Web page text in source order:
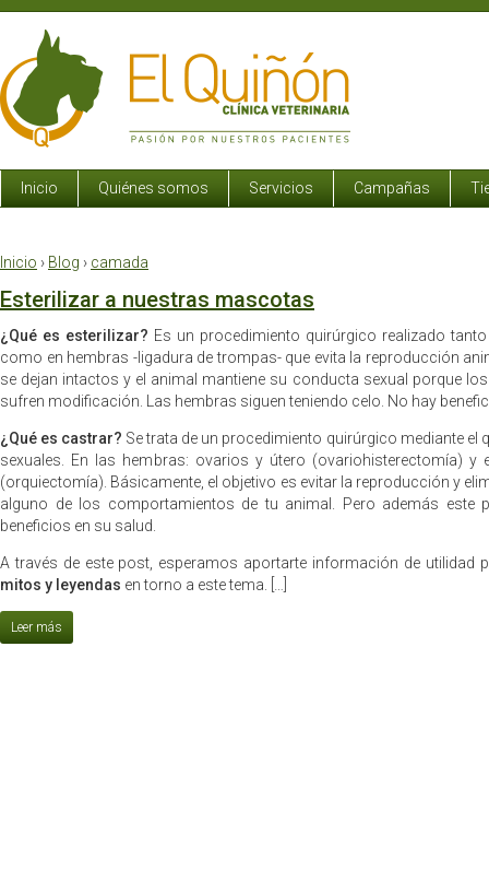
Inicio Quiénes somos Servicios Campañas
Inicio › Blog › camada
Esterilizar a nuestras mascotas
¿Qué es esterilizar? Es un procedimiento quirúrgico realizado
como en hembras -ligadura de trompas- que evita la reproducción
se dejan intactos y el animal mantiene su conducta sexual porque
sufren modificación. Las hembras siguen teniendo celo. No hay
¿Qué es castrar? Se trata de un procedimiento quirúrgico mediante el
sexuales. En las hembras: ovarios y útero (ovariohisterectomía)
(orquiectomía). Básicamente, el objetivo es evitar la reproducción y
alguno de los comportamientos de tu animal. Pero además este
beneficios en su salud.
A través de este post, esperamos aportarte información de utilidad
mitos y leyendas en torno a este tema. […]